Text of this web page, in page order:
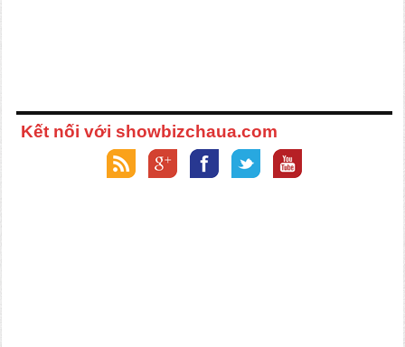
Kết nối với showbizchaua.com